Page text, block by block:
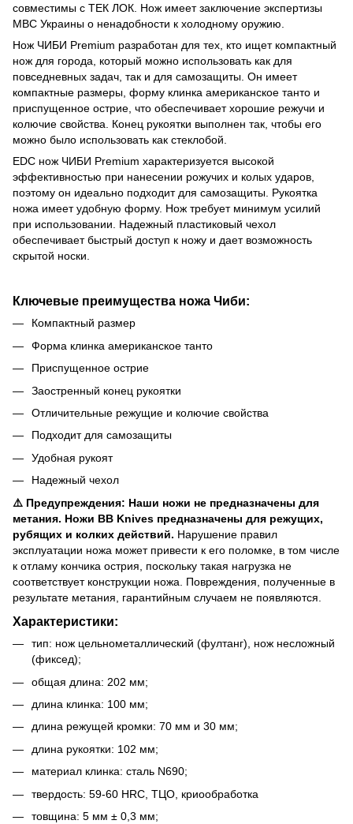
совместимы с ТЕК ЛОК. Нож имеет заключение экспертизы
МВС Украины о ненадобности к холодному оружию.
Нож ЧИБИ Premium разработан для тех, кто ищет компактный
нож для города, который можно использовать как для
повседневных задач, так и для самозащиты. Он имеет
компактные размеры, форму клинка американское танто и
приспущенное острие, что обеспечивает хорошие режучи и
колючие свойства. Конец рукоятки выполнен так, чтобы его
можно было использовать как стеклобой.
EDC нож ЧИБИ Premium характеризуется высокой
эффективностью при нанесении рожучих и колых ударов,
поэтому он идеально подходит для самозащиты. Рукоятка
ножа имеет удобную форму. Нож требует минимум усилий
при использовании. Надежный пластиковый чехол
обеспечивает быстрый доступ к ножу и дает возможность
скрытой носки.
Ключевые преимущества ножа Чиби:
Компактный размер
Форма клинка американское танто
Приспущенное острие
Заостренный конец рукоятки
Отличительные режущие и колючие свойства
Подходит для самозащиты
Удобная рукоят
Надежный чехол
⚠️ Предупреждения: Наши ножи не предназначены для
метания. Ножи BB Knives предназначены для режущих,
рубящих и колких действий. Нарушение правил
эксплуатации ножа может привести к его поломке, в том числе
к отламу кончика острия, поскольку такая нагрузка не
соответствует конструкции ножа. Повреждения, полученные в
результате метания, гарантийным случаем не появляются.
Характеристики:
тип: нож цельнометаллический (фултанг), нож несложный
(фиксед);
общая длина: 202 мм;
длина клинка: 100 мм;
длина режущей кромки: 70 мм и 30 мм;
длина рукоятки: 102 мм;
материал клинка: сталь N690;
твердость: 59-60 HRC, ТЦО, криообработка
товщина: 5 мм ± 0,3 мм;